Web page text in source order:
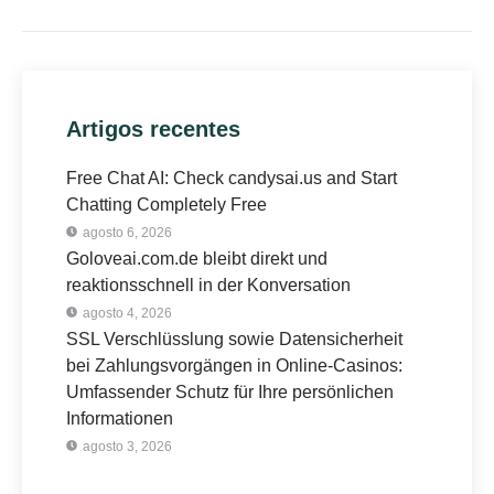
Artigos recentes
Free Chat AI: Check candysai.us and Start
Chatting Completely Free
agosto 6, 2026
Goloveai.com.de bleibt direkt und
reaktionsschnell in der Konversation
agosto 4, 2026
SSL Verschlüsslung sowie Datensicherheit
bei Zahlungsvorgängen in Online-Casinos:
Umfassender Schutz für Ihre persönlichen
Informationen
agosto 3, 2026